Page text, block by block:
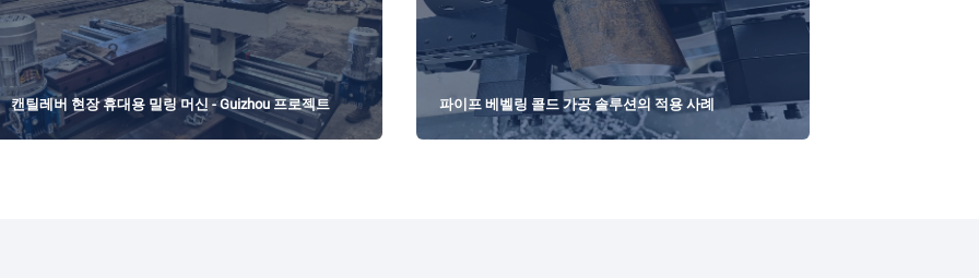
캔틸레버 현장 휴대용 밀링 머신 - Guizhou 프로젝트 파이프 베벨링 콜드 가공 솔루션의 적용 사례